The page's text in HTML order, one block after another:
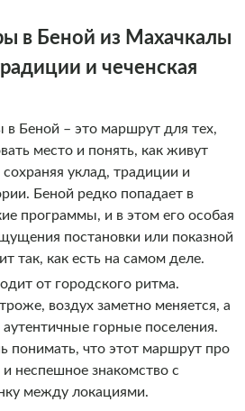
в Беной из Махачкалы
и чеченская
в Беной – это маршрут для тех,
место и понять, как живут
уклад, традиции и
Беной редко попадает в
программы, и в этом его особая
постановки или показной
так, как есть на самом деле.
от городского ритма.
воздух заметно меняется, а
горные поселения.
понимать, что этот маршрут про
неспешное знакомство с
между локациями.